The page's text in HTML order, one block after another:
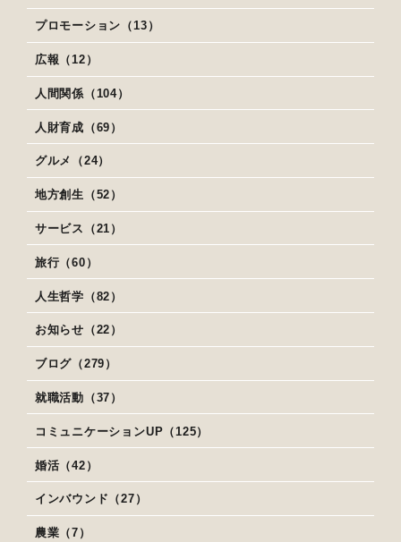
プロモーション（13）
広報（12）
人間関係（104）
人財育成（69）
グルメ（24）
地方創生（52）
サービス（21）
旅行（60）
人生哲学（82）
お知らせ（22）
ブログ（279）
就職活動（37）
コミュニケーションUP（125）
婚活（42）
インバウンド（27）
農業（7）